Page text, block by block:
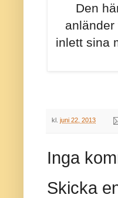
Den
inlett sina
kl. juni 22, 2013
Inga
Skicka